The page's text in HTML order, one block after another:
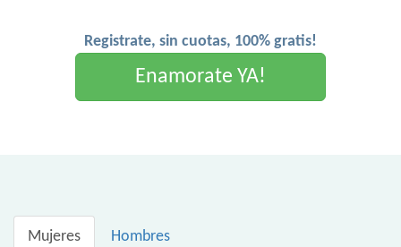
Registrate, sin cuotas, 100% gratis!
Enamorate YA!
Mujeres Hombres